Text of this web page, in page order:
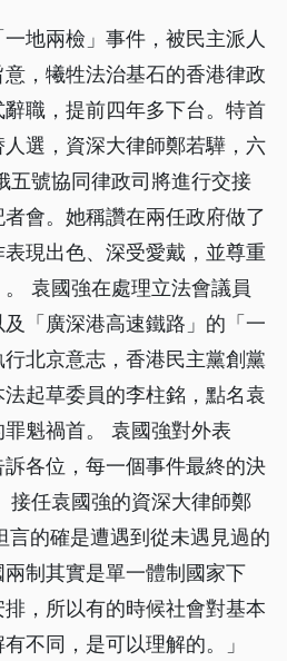
地兩檢」事件，被民主派人
，犧牲法治基石的香港律政
職，提前四年多下台。特首
選，資深大律師鄭若驊，六
五號協同律政司將進行交接
會。她稱讚在兩任政府做了
現出色、深受愛戴，並尊重
袁國強在處理立法會議員
「廣深港高速鐵路」的「一
北京意志，香港民主黨創黨
起草委員的李柱銘，點名袁
魁禍首。 袁國強對外表
各位，每一個事件最終的決
接任袁國強的資深大律師鄭
言的確是遭遇到從未遇見過的
制其實是單一體制國家下
，所以有的時候社會對基本
不同，是可以理解的。」